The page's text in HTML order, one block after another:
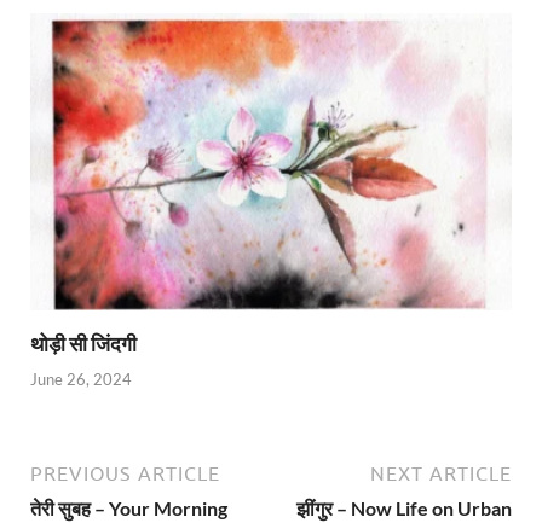
थोड़ी सी जिंदगी
June 26, 2024
PREVIOUS ARTICLE
तेरी सुबह – Your Morning
NEXT ARTICLE
झींगुर – Now Life on Urban